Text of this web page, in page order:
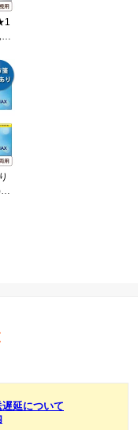
2
眼
使
)
遅延について